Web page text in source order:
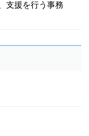
支援を行う事務